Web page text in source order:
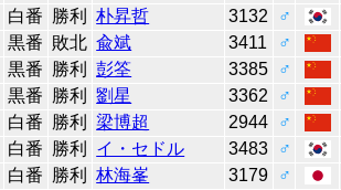
白番 勝利 朴昇哲 3132
♂
黒番 敗北 兪斌 3411
♂
黒番 勝利 彭筌 3385
♂
黒番 勝利 劉星 3362
♂
白番 勝利 梁博超 2944
♂
白番 勝利 イ・セドル 3483
♂
白番 勝利 林海峯 3179
♂